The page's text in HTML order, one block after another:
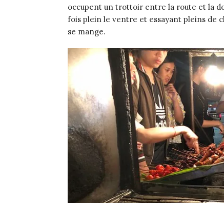
occupent un trottoir entre la route et la
fois plein le ventre et essayant pleins de
se mange.